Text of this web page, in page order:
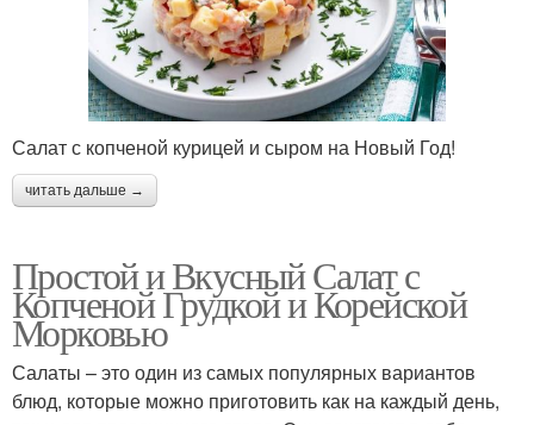
Салат с копченой курицей и сыром на Новый Год!
читать дальше →
Простой и Вкусный Салат с
Копченой Грудкой и Корейской
Морковью
Салаты – это один из самых популярных вариантов
блюд, которые можно приготовить как на каждый день,